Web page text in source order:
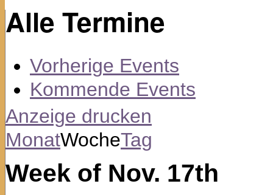
Alle Termine
Vorherige Events
Kommende Events
Anzeige drucken
MonatWocheTag
Week of Nov. 17th